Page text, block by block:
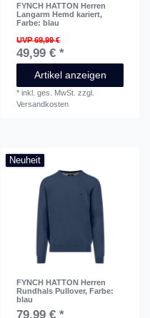
FYNCH HATTON Herren
Langarm Hemd kariert,
Farbe: blau
UVP 69,99 €
49,99 € *
Artikel anzeigen
*inkl. ges. MwSt. zzgl.
Versandkosten
Neuheit
FYNCH HATTON Herren
Rundhals Pullover, Farbe:
blau
79,99 € *